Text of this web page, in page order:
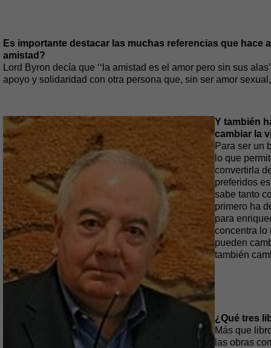
Es importante destacar las muchas referencias que hace
amistad?
Lord Byron decía que ‘‘la amistad es el amor pero sin sus
apoyo y solidaridad con otra persona que, sin ser amor
Y también
cambiar la
Para ser un
lo que
convertirla
preferidos
sabe tanto
primero ha
para
concentra lo
pueden
también
¿Qué tres
Más que
las obras